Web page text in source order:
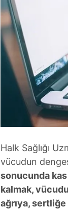
Halk Sağlığı
vücudun
sonucunda
kalmak,
ağrıya,